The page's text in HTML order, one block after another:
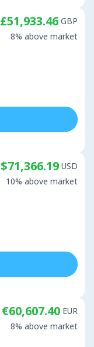
£51,933.46 GBP
8% above market
$71,366.19 USD
10% above market
€60,607.40 EUR
8% above market